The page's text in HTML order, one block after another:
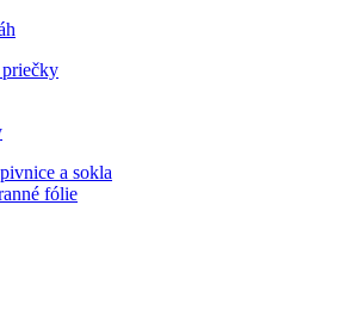
a sokla
fólie